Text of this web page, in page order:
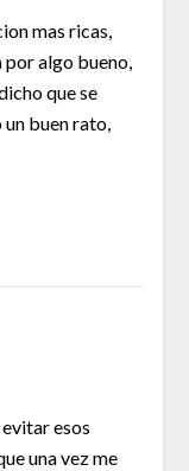
mas ricas,
por algo bueno,
que se
buen rato,
esos
una vez me